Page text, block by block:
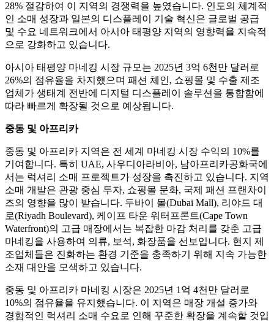
28% 절감하여 이 지역의 경쟁력을 높였습니다. 인도의 체계적
인 소매 성장과 일본의 디스플레이 기술 혁신은 글로벌 공급
및 수요 네트워크에서 아시아 태평양 지역의 영향력을 지속적
으로 강화하고 있습니다.
아시아 태평양 마네킹 시장 규모는 2025년 3억 6천만 달러로
26%의 점유율을 차지했으며 패션 체인, 쇼핑몰 및 수출 제조
업체가 생태계 전반에 디지털 디스플레이 솔루션을 통합함에
따라 빠르게 확장될 것으로 예상됩니다.
중동 및 아프리카
중동 및 아프리카 지역은 전 세계 마네킹 시장 수익의 10%를
기여합니다. 특히 UAE, 사우디아라비아, 남아프리카공화국에
서는 럭셔리 소매 프로젝트가 성장을 촉진하고 있습니다. 지역
소매 개발은 관광 중심 투자, 쇼핑몰 문화, 국제 패션 프랜차이
즈의 영향을 많이 받습니다. 두바이 몰(Dubai Mall), 리야드 대
로(Riyadh Boulevard), 케이프 타운 워터프론트(Cape Town
Waterfront)의 고급 매장에서는 복잡한 마감 처리를 갖춘 고급
마네킹을 사용하여 의류, 보석, 화장품을 선보입니다. 현지 제
조업체들은 진화하는 환경 기준을 충족하기 위해 지속 가능한
소재 대안을 모색하고 있습니다.
중동 및 아프리카 마네킹 시장은 2025년 1억 4천만 달러로
10%의 점유율을 유지했습니다. 이 지역은 매장 개설 증가와
경험적인 럭셔리 소매 수요로 인해 꾸준한 확장을 계속할 것입